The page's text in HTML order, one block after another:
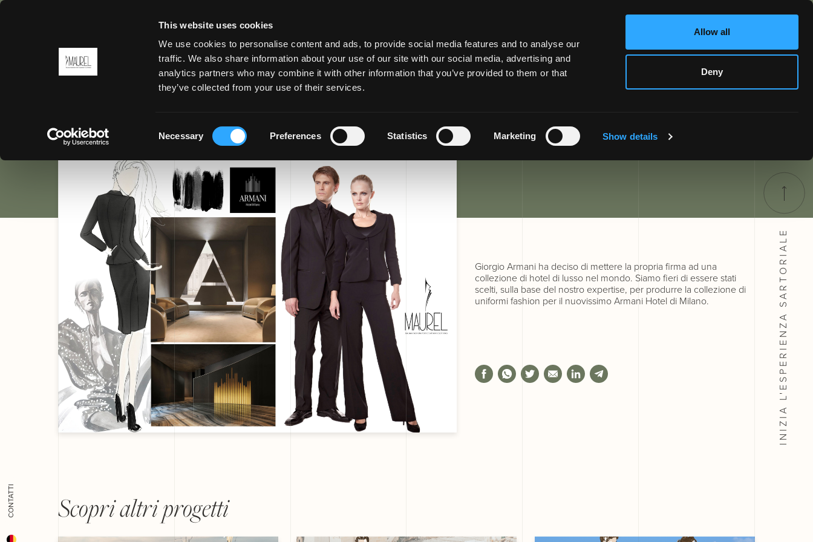
This website uses cookies
We use cookies to personalise content and ads, to provide social media features and to analyse our
traffic. We also share information about your use of our site with our social media, advertising and
analytics partners who may combine it with other information that you’ve provided to them or that
they’ve collected from your use of their services.
Selection
Necessary Preferences Statistics Marketing Show details
Allow all
Deny
CONTATTI
Armani Hotel
MILANO
Giorgio Armani ha deciso di mettere la propria firma ad una
collezione di hotel di lusso nel mondo. Siamo fieri di essere stati
scelti, sulla base del nostro expertise, per produrre la collezione di
uniformi fashion per il nuovissimo Armani Hotel di Milano.
INIZIA L'ESPERIENZA
SARTORIALE
Scopri altri progetti